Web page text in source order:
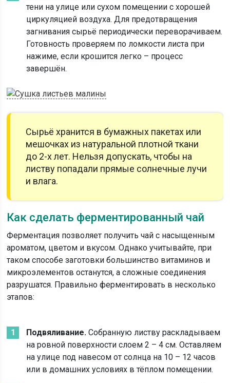
тени на улице или сухом помещении с хорошей
циркуляцией воздуха. Для предотвращения
загнивания сырьё периодически переворачиваем.
Готовность проверяем по ломкости листа при
нажиме, если крошится легко – процесс
завершён.
Сырьё хранится в бумажных пакетах или
мешочках из натуральной плотной ткани
до 2-х лет. Нельзя допускать, чтобы на
листву попадали прямые солнечные лучи
и влага.
Как сделать ферментированный чай
Ферментация позволяет получить чай с насыщенным
ароматом, цветом и вкусом. Однако учитывайте, при
таком способе заготовки большинство витаминов и
микроэлементов останутся, а сложные соединения
разрушатся. Правильно ферментировать в несколько
этапов:
Подвяливание. Собранную листву раскладываем
на ровной поверхности слоем 2 – 4 см. Оставляем
на улице под навесом от солнца на 10 – 12 часов
или в домашних условиях в тёплом помещении.